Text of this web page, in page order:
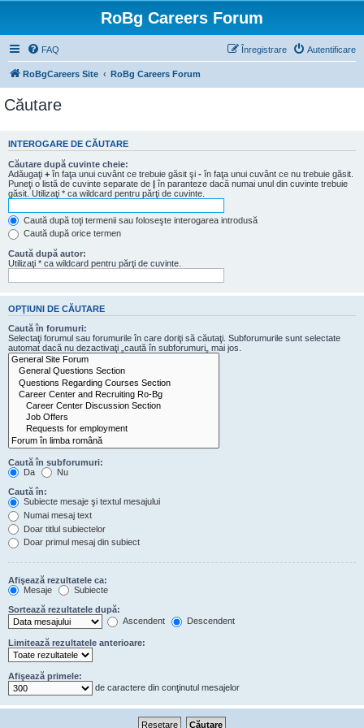
RoBg Careers Forum
FAQ Autentificare
Înregistrare
RoBgCareers Site RoBg Careers Forum
Căutare
INTEROGARE DE CĂUTARE
Căutare după cuvinte cheie:
Adăugaţi + în faţa unui cuvânt ce trebuie găsit şi - în faţa unui cuvânt ce nu trebuie găsit.
Puneţi o listă de cuvinte separate de | în paranteze dacă numai unul din cuvinte trebuie
găsit. Utilizaţi * ca wildcard pentru părţi de cuvinte.
Caută după toţi termenii sau foloseşte interogarea introdusă
Caută după orice termen
Caută după autor:
Utilizaţi * ca wildcard pentru părţi de cuvinte.
OPŢIUNI DE CĂUTARE
Caută în forumuri:
Selectaţi forumul sau forumurile în care doriţi să căutaţi. Subforumurile sunt selectate
automat dacă nu dezactivaţi „caută în subforumuri„ mai jos.
Caută în subforumuri:
Da
Nu
Caută în:
Subiecte mesaje şi textul mesajului
Numai mesaj text
Doar titlul subiectelor
Doar primul mesaj din subiect
Afişează rezultatele ca:
Mesaje
Subiecte
Sortează rezultatele după:
Ascendent
Descendent
Limitează rezultatele anterioare:
Afişează primele:
de caractere din conţinutul mesajelor